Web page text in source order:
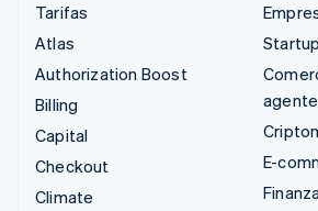
Tarifas
Atlas
Authorization Boost
Billing
Capital
Checkout
Climate
E-